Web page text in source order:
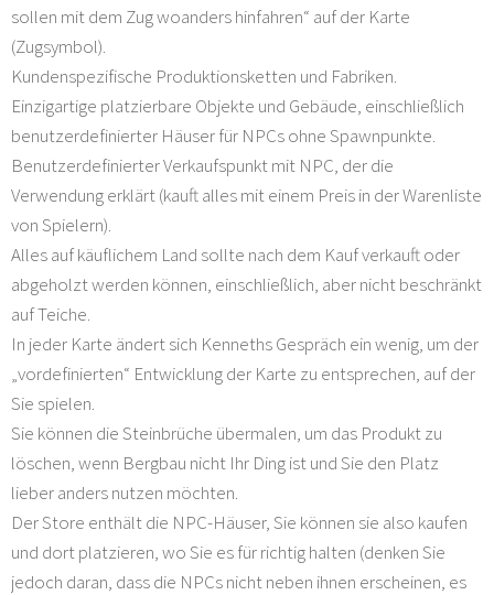
sollen mit dem Zug woanders hinfahren“ auf der Karte
(Zugsymbol).
Kundenspezifische Produktionsketten und Fabriken.
Einzigartige platzierbare Objekte und Gebäude, einschließlich
benutzerdefinierter Häuser für NPCs ohne Spawnpunkte.
Benutzerdefinierter Verkaufspunkt mit NPC, der die
Verwendung erklärt (kauft alles mit einem Preis in der Warenliste
von Spielern).
Alles auf käuflichem Land sollte nach dem Kauf verkauft oder
abgeholzt werden können, einschließlich, aber nicht beschränkt
auf Teiche.
In jeder Karte ändert sich Kenneths Gespräch ein wenig, um der
„vordefinierten“ Entwicklung der Karte zu entsprechen, auf der
Sie spielen.
Sie können die Steinbrüche übermalen, um das Produkt zu
löschen, wenn Bergbau nicht Ihr Ding ist und Sie den Platz
lieber anders nutzen möchten.
Der Store enthält die NPC-Häuser, Sie können sie also kaufen
und dort platzieren, wo Sie es für richtig halten (denken Sie
jedoch daran, dass die NPCs nicht neben ihnen erscheinen, es